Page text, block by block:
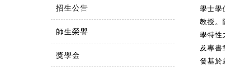
招生公告
師生榮譽
獎學金
學士學
教授。
學特性
及專書
發基於